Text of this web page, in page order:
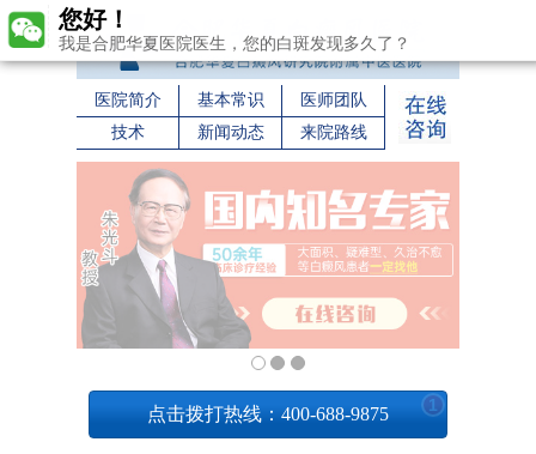
医院简介 基本常识
医师团队
技术
新闻动态 来院路线
点击拨打热线：400-688-9875 1
您好！
我是合肥华夏医院医生，您的白斑发现多久了？